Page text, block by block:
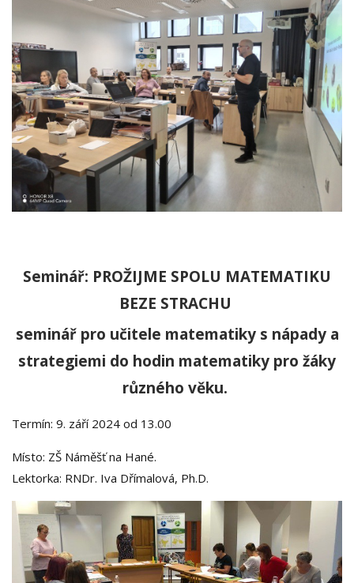
Seminář: PROŽIJME SPOLU MATEMATIKU
BEZE STRACHU
seminář pro učitele matematiky s nápady a
strategiemi do hodin matematiky pro žáky
různého věku.
Termín: 9. září 2024 od 13.00
Místo: ZŠ Náměšť na Hané.
Lektorka: RNDr. Iva Dřímalová, Ph.D.